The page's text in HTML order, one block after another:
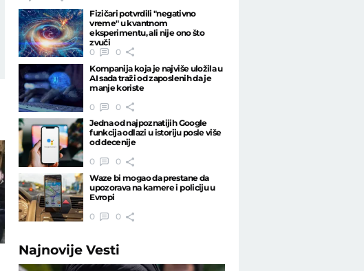
Fizičari potvrdili "negativno
vreme" u kvantnom
eksperimentu, ali nije ono što
zvuči
0
0
Kompanija koja je najviše uložila u
AI sada traži od zaposlenih da je
manje koriste
0
0
Jedna od najpoznatijih Google
funkcija odlazi u istoriju posle više
od decenije
0
0
Waze bi mogao da prestane da
upozorava na kamere i policiju u
Evropi
0
0
NajnovijeVesti